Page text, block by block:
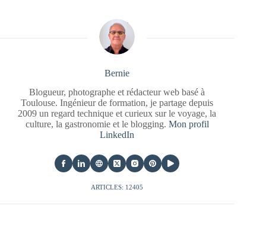
Bernie
Blogueur, photographe et rédacteur web basé à
Toulouse. Ingénieur de formation, je partage depuis
2009 un regard technique et curieux sur le voyage, la
culture, la gastronomie et le blogging. Mon profil
LinkedIn
ARTICLES: 12405